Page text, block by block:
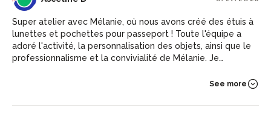
Super atelier avec Mélanie, où nous avons créé des étuis à
lunettes et pochettes pour passeport ! Toute l'équipe a
adoré l'activité, la personnalisation des objets, ainsi que le
professionnalisme et la convivialité de Mélanie. Je
See more